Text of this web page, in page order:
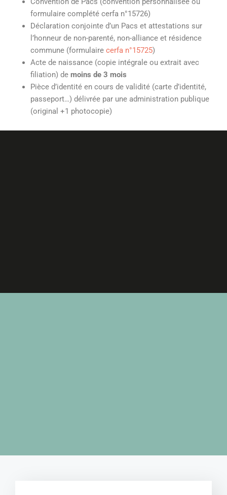
formulaire complété cerfa n°15726)
Déclaration conjointe d’un Pacs et attestations sur
l’honneur de non-parenté, non-alliance et résidence
commune (formulaire cerfa n°15725)
Acte de naissance (copie intégrale ou extrait avec
filiation) de moins de 3 mois
Pièce d’identité en cours de validité (carte d’identité,
passeport…) délivrée par une administration publique
(original +1 photocopie)